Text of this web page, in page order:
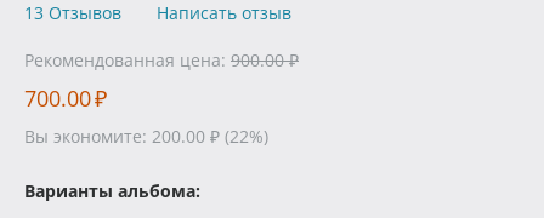
13 Отзывов
Написать отзыв
Рекомендованная цена: 900.00 ₽
700.00₽
Вы экономите: 200.00 ₽ (22%)
Варианты альбома: